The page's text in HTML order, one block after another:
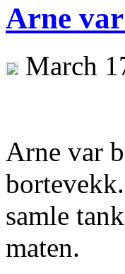
Arne
March
Arne var
samle
maten.